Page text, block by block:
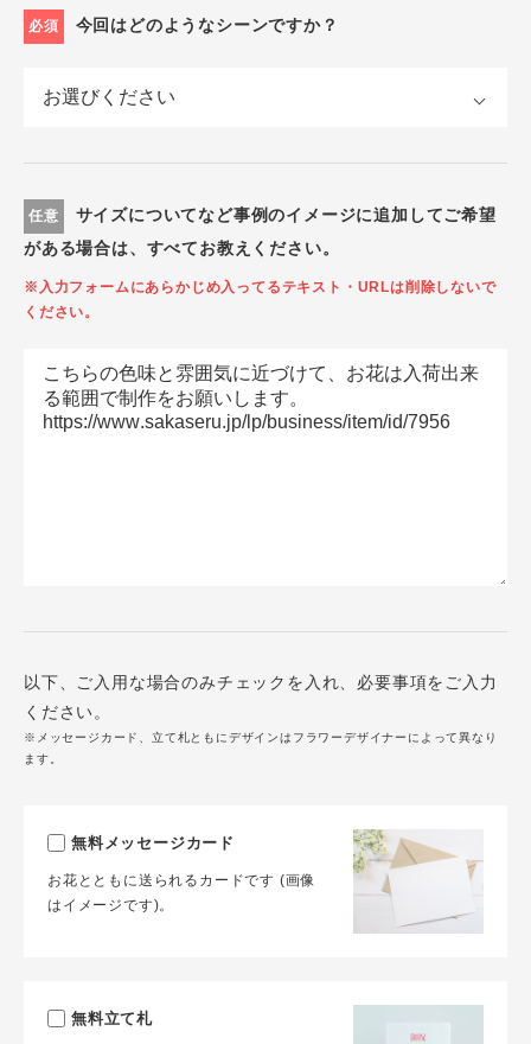
必須 今回はどのようなシーンですか？
任意
サイズについてなど事例のイメージに追加してご希望
がある場合は、すべてお教えください。
※入力フォームにあらかじめ入ってるテキスト・URLは削除しないで
ください。
以下、ご入用な場合のみチェックを入れ、必要事項をご入力
ください。
※メッセージカード、立て札ともにデザインはフラワーデザイナーによって異なり
ます。
無料メッセージカード
お花とともに送られるカードです (画像
はイメージです)。
無料立て札